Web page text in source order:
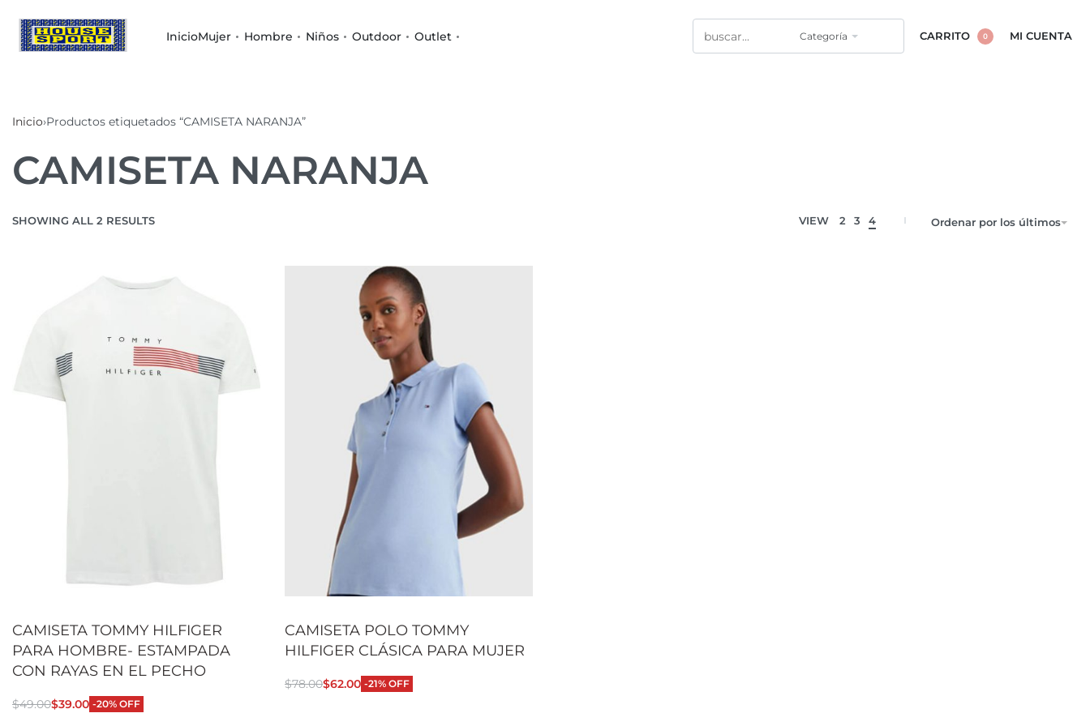
InicioMujer Hombre Niños Outdoor Outlet Categoría CARRITO 0 MI CUENTA
Inicio›Productos etiquetados “CAMISETA NARANJA”
CAMISETA NARANJA
SHOWING ALL 2 RESULTS VIEW 2 3 4 Ordenar por los últimos
CAMISETA TOMMY HILFIGER
PARA HOMBRE- ESTAMPADA
CON RAYAS EN EL PECHO
$49.00$39.00 -20% OFF
CAMISETA POLO TOMMY
HILFIGER CLÁSICA PARA MUJER
$78.00$62.00 -21% OFF